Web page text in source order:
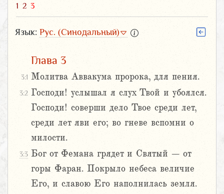
1 2 3
Язык: Рус. (Синодальный)
Глава 3
3:1 Молитва Аввакума пророка, для пения.
3:2 Господи! услышал я слух Твой и убоялся.
Господи! соверши дело Твое среди лет,
среди лет яви его; во гневе вспомни о
милости.
3:3 Бог от Фемана грядет и Святый – от
горы Фаран. Покрыло небеса величие
Его, и славою Его наполнилась земля.